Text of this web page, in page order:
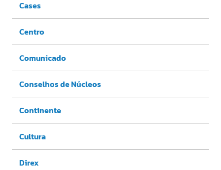
Cases
Centro
Comunicado
Conselhos de Núcleos
Continente
Cultura
Direx